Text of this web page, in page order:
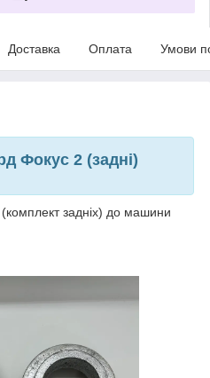
Доставка Оплата Умови
Фокус 2 (задні)
задніх) до машини